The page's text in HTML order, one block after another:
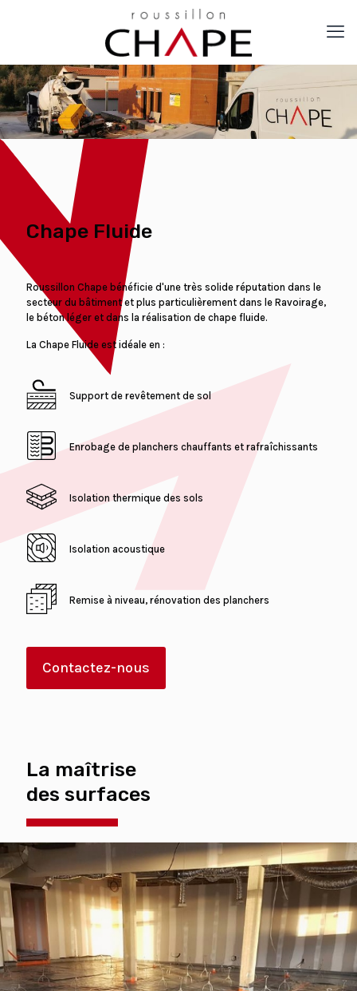
Chape Fluide
Roussillon Chape bénéficie d'une très solide réputation dans le
secteur du bâtiment et plus particulièrement dans le Ravoirage,
le béton léger et dans la réalisation de chape fluide.
La Chape Fluide est idéale en :
Support de revêtement de sol
Enrobage de planchers chauffants et rafraîchissants
Isolation thermique des sols
Isolation acoustique
Remise à niveau, rénovation des planchers
Contactez-nous
La maîtrise
des surfaces